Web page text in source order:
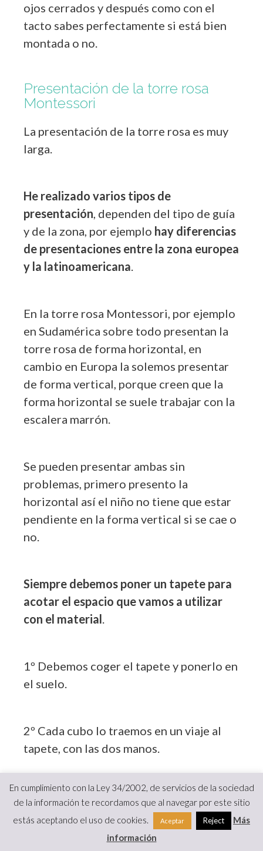
ojos cerrados y después como con el
tacto sabes perfectamente si está bien
montada o no.
Presentación de la torre rosa
Montessori
La presentación de la torre rosa es muy
larga.
He realizado varios tipos de
presentación, dependen del tipo de guía
y de la zona, por ejemplo hay diferencias
de presentaciones entre la zona europea
y la latinoamericana.
En la torre rosa Montessori, por ejemplo
en Sudamérica sobre todo presentan la
torre rosa de forma horizontal, en
cambio en Europa la solemos presentar
de forma vertical, porque creen que la
forma horizontal se suele trabajar con la
escalera marrón.
Se pueden presentar ambas sin
problemas, primero presento la
horizontal así el niño no tiene que estar
pendiente en la forma vertical si se cae o
no.
Siempre debemos poner un tapete para
acotar el espacio que vamos a utilizar
con el material.
1º Debemos coger el tapete y ponerlo en
el suelo.
2º Cada cubo lo traemos en un viaje al
tapete, con las dos manos.
3º Repetimos lo mismo con cada uno de
En cumplimiento con la Ley 34/2002, de servicios de la sociedad
de la información te recordamos que al navegar por este sitio
estás aceptando el uso de cookies.
Aceptar Reject
Más
información